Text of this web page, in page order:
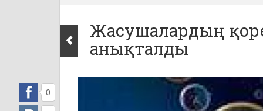
Жасушалардың
анықталды
0